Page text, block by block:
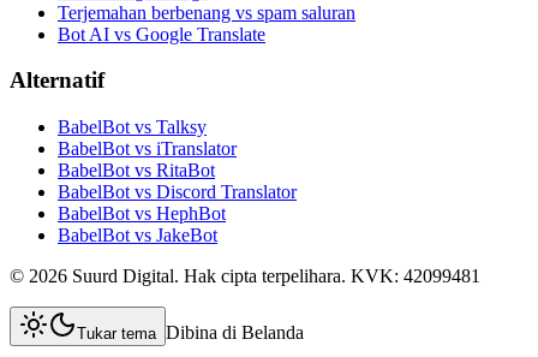
Terjemahan berbenang vs spam saluran
Bot AI vs Google Translate
Alternatif
BabelBot vs Talksy
BabelBot vs iTranslator
BabelBot vs RitaBot
BabelBot vs Discord Translator
BabelBot vs HephBot
BabelBot vs JakeBot
© 2026 Suurd Digital. Hak cipta terpelihara. KVK: 42099481
Tukar tema Dibina di Belanda